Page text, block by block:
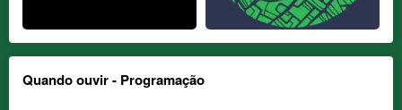
Quando ouvir - Programação